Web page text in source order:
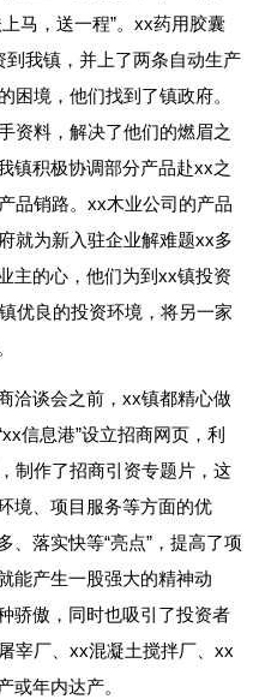
马，送一程”。xx药用胶囊
我镇，并上了两条自动生产
困境，他们找到了镇政府。
资料，解决了他们的燃眉之
镇积极协调部分产品赴xx之
品销路。xx木业公司的产品
就为新入驻企业解难题xx多
主的心，他们为到xx镇投资
优良的投资环境，将另一家
洽谈会之前，xx镇都精心做
信息港”设立招商网页，利
制作了招商引资专题片，这
境、项目服务等方面的优
、落实快等“亮点”，提高了项
能产生一股强大的精神动
骄傲，同时也吸引了投资者
宰厂、xx混凝土搅拌厂、xx
或年内达产。